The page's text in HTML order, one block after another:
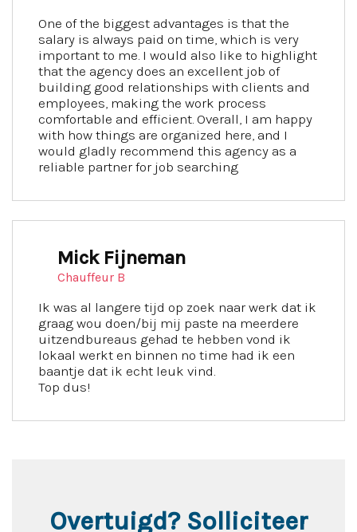
One of the biggest advantages is that the
salary is always paid on time, which is very
important to me. I would also like to highlight
that the agency does an excellent job of
building good relationships with clients and
employees, making the work process
comfortable and efficient. Overall, I am happy
with how things are organized here, and I
would gladly recommend this agency as a
reliable partner for job searching
Mick Fijneman
Chauffeur B
Ik was al langere tijd op zoek naar werk dat ik
graag wou doen/bij mij paste na meerdere
uitzendbureaus gehad te hebben vond ik
lokaal werkt en binnen no time had ik een
baantje dat ik echt leuk vind.
Top dus!
Overtuigd? Solliciteer